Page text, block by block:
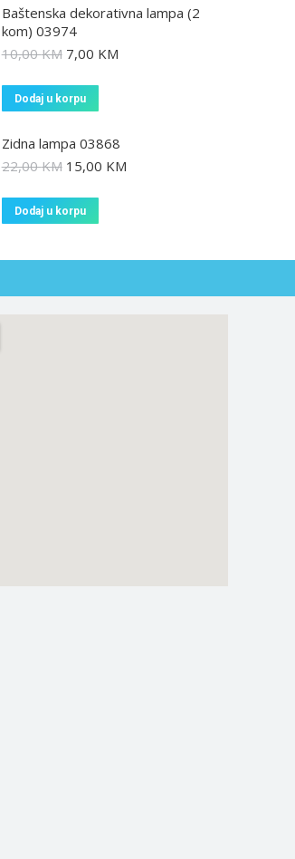
Baštenska dekorativna lampa (2
kom) 03974
10,00KM 7,00 KM
Dodaj u korpu
Zidna lampa 03868
22,00KM 15,00 KM
Dodaj u korpu